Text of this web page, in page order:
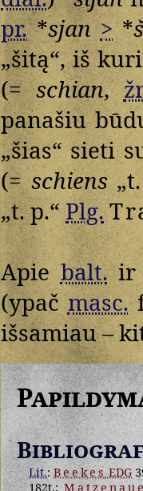
pr.*sjan >*
„šitą“, iš
(=schian,
panašiu
„šias“ sieti
(=schiens
„t. p.“Plg.
Apiebalt.
(ypačmasc.
išsamiau –
Lit.:BeekesEDG
182t.;